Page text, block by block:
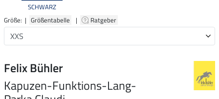
SCHWARZ
Größe: | Größentabelle | Ratgeber
Felix Bühler
Kapuzen-Funktions-Lang-